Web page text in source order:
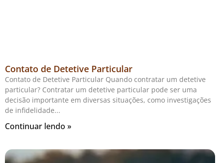
Contato de Detetive Particular
Contato de Detetive Particular Quando contratar um detetive
particular? Contratar um detetive particular pode ser uma
decisão importante em diversas situações, como investigações
de infidelidade
Continuar lendo »